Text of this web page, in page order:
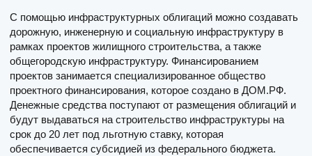
С помощью инфраструктурных облигаций можно создавать
дорожную, инженерную и социальную инфраструктуру в
рамках проектов жилищного строительства, а также
общегородскую инфраструктуру. Финансированием
проектов занимается специализированное общество
проектного финансирования, которое создано в ДОМ.РФ.
Денежные средства поступают от размещения облигаций и
будут выдаваться на строительство инфраструктуры на
срок до 20 лет под льготную ставку, которая
обеспечивается субсидией из федерального бюджета.